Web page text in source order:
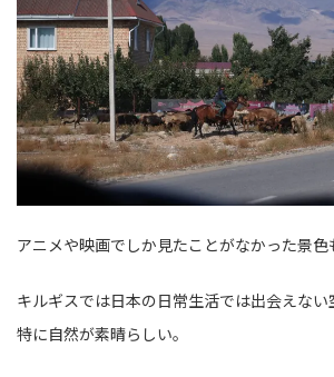
アニメや映画でしか見たことがなかった景色
キルギスでは日本の日常生活では出会えない
特に自然が素晴らしい。